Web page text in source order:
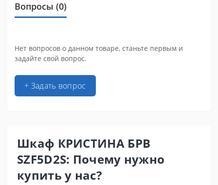
Вопросы (0)
Нет вопросов о данном товаре, станьте первым и
задайте свой вопрос.
+ Задать вопрос
Шкаф КРИСТИНА БРВ
SZF5D2S: Почему нужно
купить у нас?